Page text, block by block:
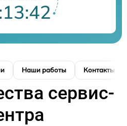
Наши работы Контакты
сервис-